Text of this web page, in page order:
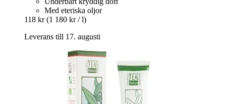
Med eteriska oljor
118 kr (1 180 kr / l)
Leverans till 17. augusti